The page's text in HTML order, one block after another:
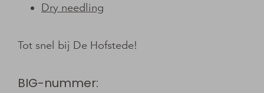
Dry needling
Tot snel bij De Hofstede!
BIG-nummer: